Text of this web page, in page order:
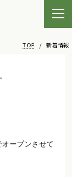
TOP / 新着情報
ープンさせて